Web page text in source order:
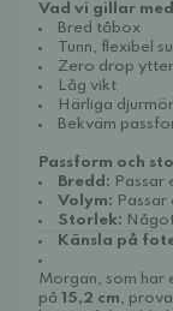
Vad vi gillar
Bred tåbox
Tunn, flexibel
Zero drop
Låg vikt
Härliga
Bekväm
Passform och
Bredd: Passar
Volym:
Storlek:
Känsla på
Morgan, som har
på 15,2 cm,